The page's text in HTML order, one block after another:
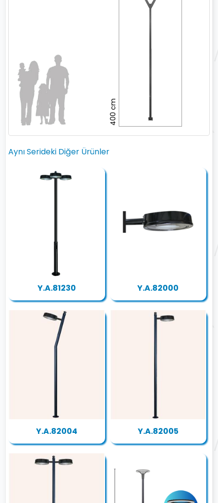
400 cm
Aynı Serideki Diğer Ürünler
Y.A.81230 Y.A.82000
Y.A.82004 Y.A.82005